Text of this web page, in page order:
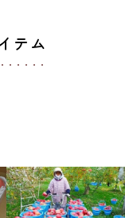
テム